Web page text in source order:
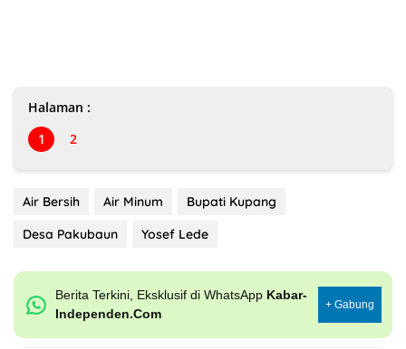
Halaman :
1
2
Air Bersih Air Minum
Bupati Kupang
Desa Pakubaun
Yosef Lede
Berita Terkini, Eksklusif di WhatsApp Kabar-
Independen.Com
+ Gabung